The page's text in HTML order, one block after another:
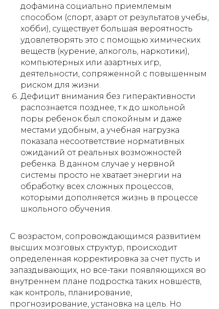
дофамина социально приемлемым
способом (спорт, азарт от результатов учебы,
хобби), существует большая вероятность
удовлетворять это с помощью химических
веществ (курение, алкоголь, наркотики),
компьютерных или азартных игр,
деятельности, сопряженной с повышенным
риском для жизни.
Дефицит внимания без гиперактивности
распознается позднее, т.к до школьной
поры ребенок был спокойным и даже
местами удобным, а учебная нагрузка
показала несоответствие нормативных
ожиданий от реальных возможностей
ребенка. В данном случае у нервной
системы просто не хватает энергии на
обработку всех сложных процессов,
которыми дополняется жизнь в процессе
школьного обучения.
С возрастом, сопровождающимся развитием
высших мозговых структур, происходит
определенная корректировка за счет пусть и
запаздывающих, но все-таки появляющихся во
внутреннем плане подростка таких новшеств,
как контроль, планирование,
прогнозирование, установка на цель. Но
Читайте также